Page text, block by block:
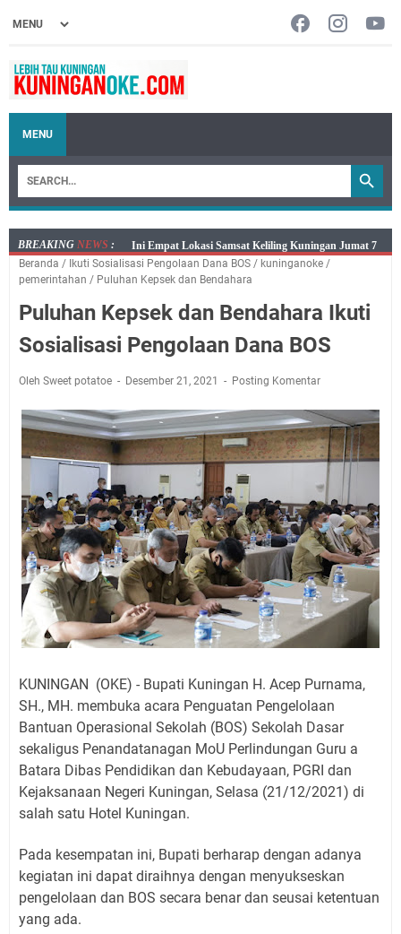
MENU
BREAKING NEWS :
Jumat 7 Agustus 2026 Mobil SIM Keliling Ada di
Kecamatan Sindangagung
Dicabut Dari Hidupmu, Kamu Akan Tetap Berjalan
Kelaparan Meskipun Memiliki Sekarung Penuh Uang
Salat Lima Waktu itu Bukan Cuma Kewajiban, Tapi
juga Tempat Beristirahat yang Paling Menenangkan, Ini
Nobar Final Piala Presiden 2026 Bersama Kebo Bule
Sangat Seru
Warga Mulai Kesulitan Air Bersih Akibat Kekeringan,
Polres Kuningan dan PAM Tirta Kamuning Salurakan
12 Ribu Liter
Uniku Jadi Tuan Rumah Pendampingan Penyusunan
Dokumen SPMI
Sudahkah Kita Merdeka Dari Hawa Nafsu?
Info Sembako di Pasar Kepuh Kuningan Kamis 6
Agustus 2026, Daging Naik, Telur Turun
Agenda Kegiatan Bupati Kuningan Jumat 7 Agustus
Ini Empat Lokasi Samsat Keliling Kuningan Jumat 7
Beranda / Ikuti Sosialisasi Pengolaan Dana BOS / kuninganoke /
pemerintahan / Puluhan Kepsek dan Bendahara
Puluhan Kepsek dan Bendahara Ikuti
Sosialisasi Pengolaan Dana BOS
Oleh Sweet potatoe Desember 21, 2021 Posting Komentar
KUNINGAN (OKE) - Bupati Kuningan H. Acep Purnama,
SH., MH. membuka acara Penguatan Pengelolaan
Bantuan Operasional Sekolah (BOS) Sekolah Dasar
sekaligus Penandatanagan MoU Perlindungan Guru a
Batara Dibas Pendidikan dan Kebudayaan, PGRI dan
Kejaksanaan Negeri Kuningan, Selasa (21/12/2021) di
salah satu Hotel Kuningan.
Pada kesempatan ini, Bupati berharap dengan adanya
kegiatan ini dapat diraihnya dengan menyukseskan
pengelolaan dan BOS secara benar dan seusai ketentuan
yang ada.